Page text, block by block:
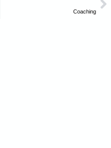
Coaching